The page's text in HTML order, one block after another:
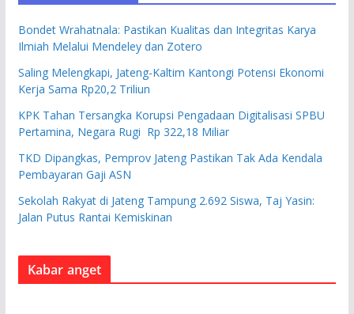
Bondet Wrahatnala: Pastikan Kualitas dan Integritas Karya
Ilmiah Melalui Mendeley dan Zotero
Saling Melengkapi, Jateng-Kaltim Kantongi Potensi Ekonomi
Kerja Sama Rp20,2 Triliun
KPK Tahan Tersangka Korupsi Pengadaan Digitalisasi SPBU
Pertamina, Negara Rugi Rp 322,18 Miliar
TKD Dipangkas, Pemprov Jateng Pastikan Tak Ada Kendala
Pembayaran Gaji ASN
Sekolah Rakyat di Jateng Tampung 2.692 Siswa, Taj Yasin:
Jalan Putus Rantai Kemiskinan
Kabar anget